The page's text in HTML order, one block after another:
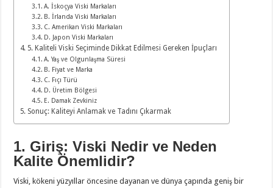
A. İskoçya Viski Markaları
B. İrlanda Viski Markaları
C. Amerikan Viski Markaları
D. Japon Viski Markaları
5. Kaliteli Viski Seçiminde Dikkat Edilmesi Gereken İpuçları
A. Yaş ve Olgunlaşma Süresi
B. Fiyat ve Marka
C. Fıçı Türü
D. Üretim Bölgesi
E. Damak Zevkiniz
Sonuç: Kaliteyi Anlamak ve Tadını Çıkarmak
1. Giriş: Viski Nedir ve Neden
Kalite Önemlidir?
Viski, kökeni yüzyıllar öncesine dayanan ve dünya çapında geniş bir